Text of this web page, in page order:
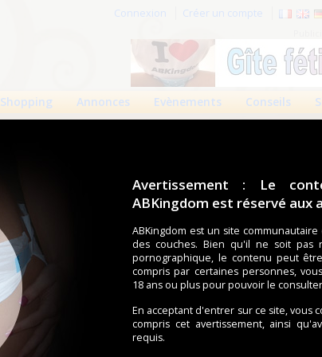
Avertissement : Le
ABKingdom est réservé aux
ABKingdom est un site
des couches. Bien qu'il ne soit pas
pornographique, le contenu peut
compris par certaines personnes,
18 ans ou plus pour pouvoir le
En acceptant d'entrer sur ce site, vous
compris cet avertissement, ainsi
requis.
Connexion Créer un compte
Shopping Annonces Evènements Conseils